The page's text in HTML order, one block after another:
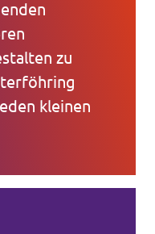
zu
kleinen